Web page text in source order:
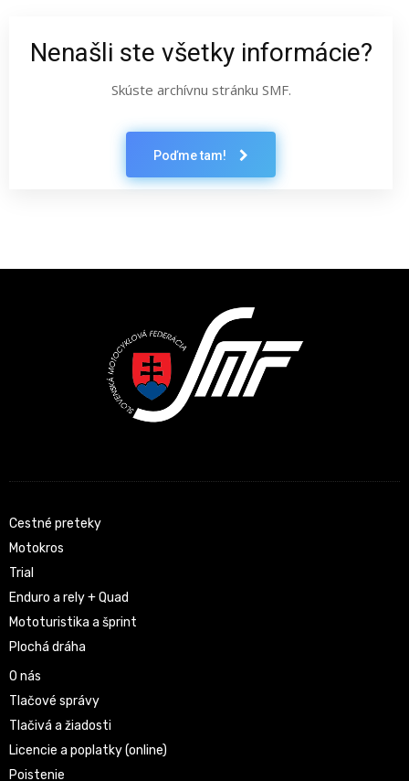
Nenašli ste všetky informácie?
Skúste archívnu stránku SMF.
Poďme tam!
Cestné preteky
Motokros
Trial
Enduro a rely + Quad
Mototuristika a šprint
Plochá dráha
O nás
Tlačové správy
Tlačivá a žiadosti
Licencie a poplatky (online)
Poistenie